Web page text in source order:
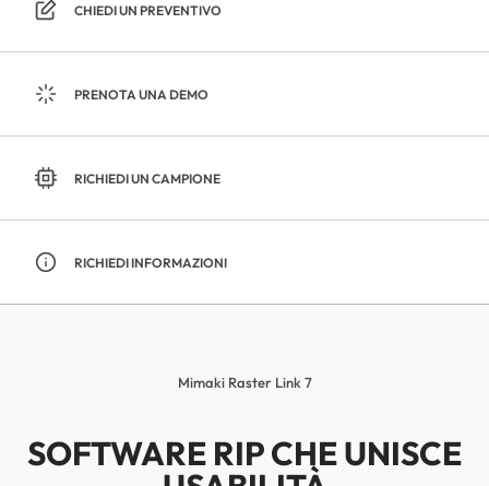
CHIEDI UN PREVENTIVO
PRENOTA UNA DEMO
RICHIEDI UN CAMPIONE
RICHIEDI INFORMAZIONI
Mimaki Raster Link 7
SOFTWARE RIP CHE UNISCE